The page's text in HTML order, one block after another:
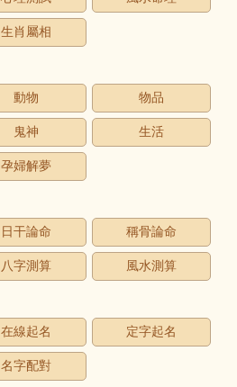
生肖屬相
動物 物品
鬼神 生活
孕婦解夢
日干論命 稱骨論命
八字測算 風水測算
在線起名 定字起名
名字配對